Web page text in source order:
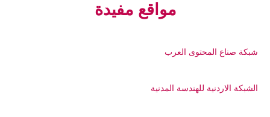
مواقع مفيدة
شبكة صناع المحتوى العرب
الشبكة الاردنية للهندسة المدنية